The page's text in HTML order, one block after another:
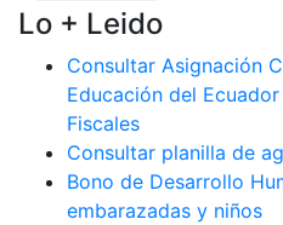
Lo + Leido
Consultar Asignación
Educación del
Fiscales
Consultar planilla de
Bono de Desarrollo
embarazadas y niños